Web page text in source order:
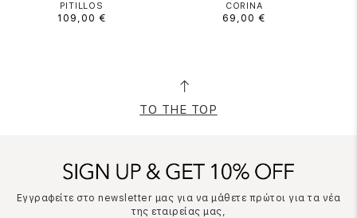
PITILLOS
109,00 €
CORINA
69,00 €
TO THE TOP
Εγγραφείτε στο newsletter μας για να μάθετε πρώτοι για τα νέα
της εταιρείας μας,